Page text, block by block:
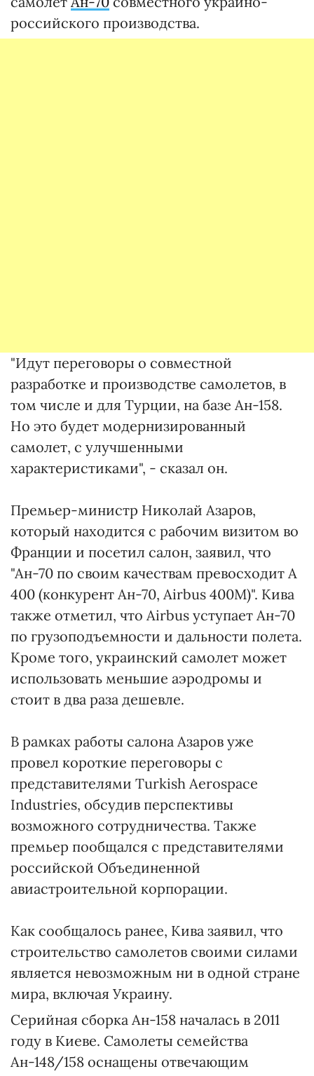
российского производства.
"Идут переговоры о совместной
разработке и производстве самолетов, в
том числе и для Турции, на базе Ан-158.
Но это будет модернизированный
самолет, с улучшенными
характеристиками", - сказал он.
Премьер-министр Николай Азаров,
который находится с рабочим визитом во
Франции и посетил салон, заявил, что
"Ан-70 по своим качествам превосходит А
400 (конкурент Ан-70, Airbus 400М)". Кива
также отметил, что Airbus уступает Ан-70
по грузоподъемности и дальности полета.
Кроме того, украинский самолет может
использовать меньшие аэродромы и
стоит в два раза дешевле.
В рамках работы салона Азаров уже
провел короткие переговоры с
представителями Turkish Aerospace
Industries, обсудив перспективы
возможного сотрудничества. Также
премьер пообщался с представителями
российской Объединенной
авиастроительной корпорации.
Как сообщалось ранее, Кива заявил, что
строительство самолетов своими силами
является невозможным ни в одной стране
мира, включая Украину.
Серийная сборка Ан-158 началась в 2011
году в Киеве. Самолеты семейства
Ан-148/158 оснащены отвечающим